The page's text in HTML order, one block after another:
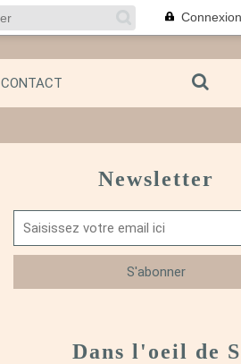
Connexion
CONTACT
Newsletter
Dans l'oeil de S